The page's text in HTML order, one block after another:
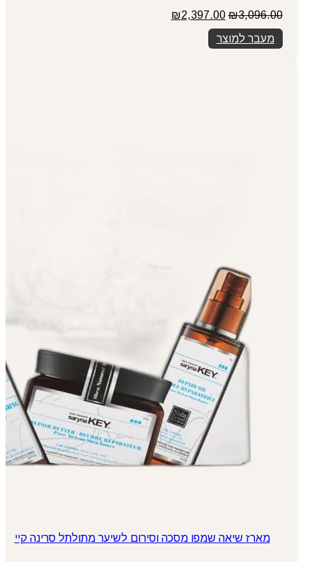
₪3,096.00
המחיר
המקורי
היה:
₪3,096.00.
₪2,397.00
מעבר למוצר
מארז שיאה שמפו מסכה וסירום לשיער מתולתל סרינה קיי